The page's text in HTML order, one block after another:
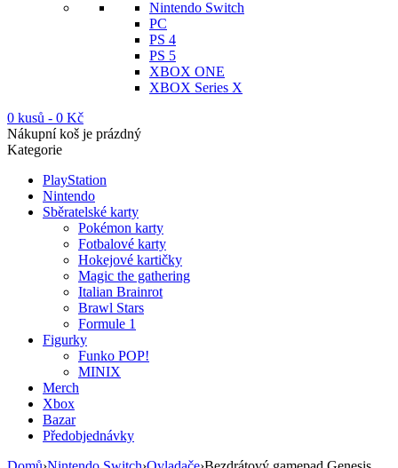
Nintendo Switch
PC
PS 4
PS 5
XBOX ONE
XBOX Series X
0 kusů - 0 Kč
Nákupní koš je prázdný
Kategorie
PlayStation
Nintendo
Sběratelské karty
Pokémon karty
Fotbalové karty
Hokejové kartičky
Magic the gathering
Italian Brainrot
Brawl Stars
Formule 1
Figurky
Funko POP!
MINIX
Merch
Xbox
Bazar
Předobjednávky